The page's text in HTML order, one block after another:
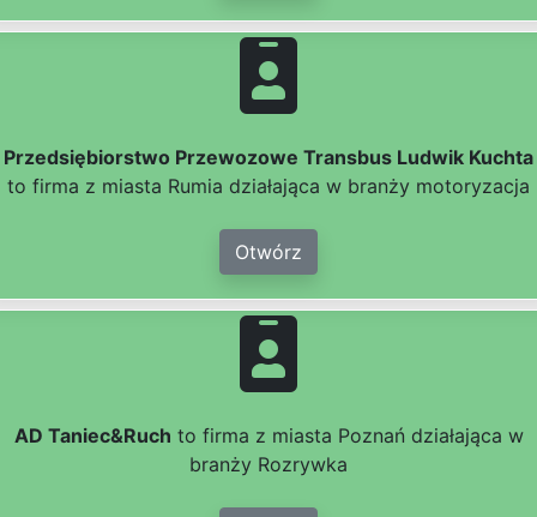
Przedsiębiorstwo Przewozowe Transbus Ludwik Kuchta
to firma z miasta Rumia działająca w branży motoryzacja
Otwórz
AD Taniec&Ruch to firma z miasta Poznań działająca w
branży Rozrywka